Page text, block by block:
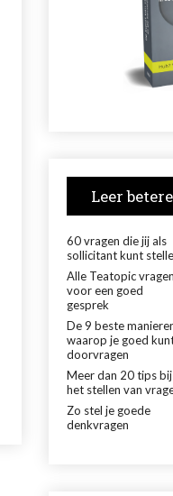
Leer
60 vragen die jij als
sollicitant kunt
Alle Teatopic vragen
voor een goed
gesprek
De 9 beste
waarop je goed
doorvragen
Meer dan 20 tips bij
het stellen van
Zo stel je goede
denkvragen